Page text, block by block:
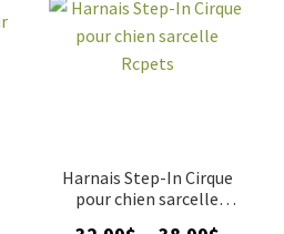
Harnais Step-In Cirque
pour chien sarcelle